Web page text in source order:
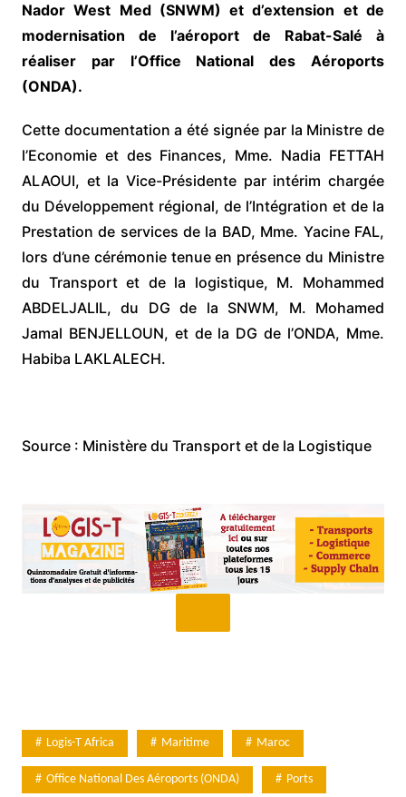
Nador West Med (SNWM) et d’extension et de
modernisation de l’aéroport de Rabat-Salé à
réaliser par l’Office National des Aéroports
(ONDA).
Cette documentation a été signée par la Ministre de
l’Economie et des Finances, Mme. Nadia FETTAH
ALAOUI, et la Vice-Présidente par intérim chargée
du Développement régional, de l’Intégration et de la
Prestation de services de la BAD, Mme. Yacine FAL,
lors d’une cérémonie tenue en présence du Ministre
du Transport et de la logistique, M. Mohammed
ABDELJALIL, du DG de la SNWM, M. Mohamed
Jamal BENJELLOUN, et de la DG de l’ONDA, Mme.
Habiba LAKLALECH.
Source : Ministère du Transport et de la Logistique
Logis-T Africa Maritime Maroc
Office National Des Aéroports (ONDA) Ports